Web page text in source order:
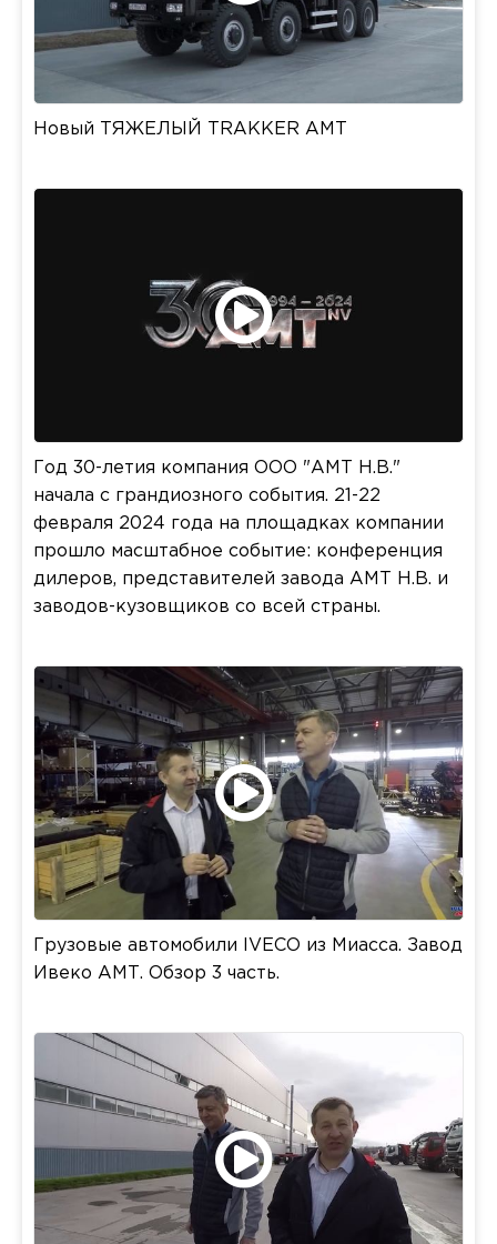
Новый ТЯЖЕЛЫЙ TRAKKER AMT
Год 30-летия компания ООО "АМТ Н.В."
начала с грандиозного события. 21-22
февраля 2024 года на площадках компании
прошло масштабное событие: конференция
дилеров, представителей завода АМТ Н.В. и
заводов-кузовщиков со всей страны.
Грузовые автомобили IVECO из Миасса. Завод
Ивеко АМТ. Обзор 3 часть.